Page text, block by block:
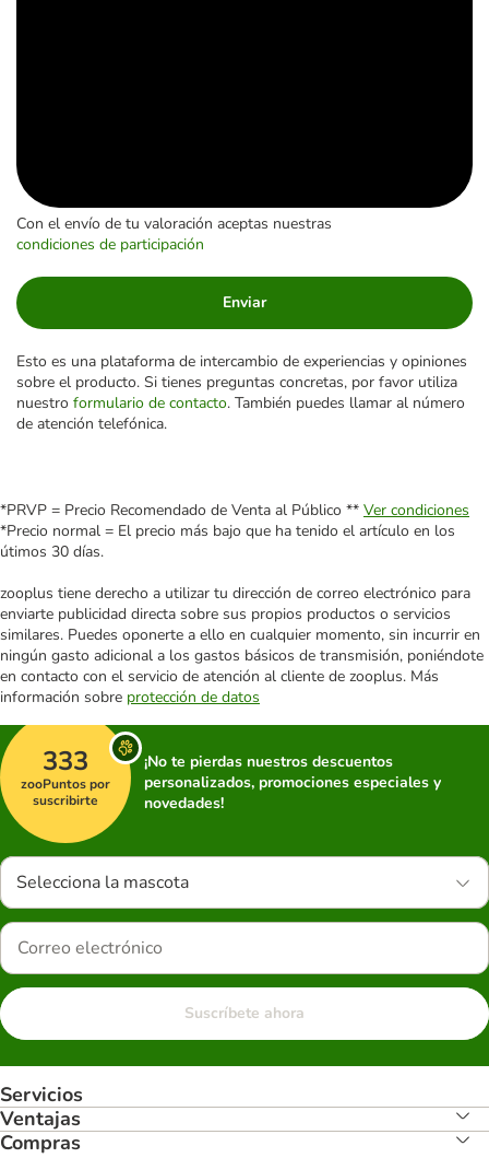
Con el envío de tu valoración aceptas nuestras
condiciones de participación
Enviar
Esto es una plataforma de intercambio de experiencias y opiniones
sobre el producto. Si tienes preguntas concretas, por favor utiliza
nuestro formulario de contacto. También puedes llamar al número
de atención telefónica.
*PRVP = Precio Recomendado de Venta al Público ** Ver condiciones
*Precio normal = El precio más bajo que ha tenido el artículo en los
útimos 30 días.
zooplus tiene derecho a utilizar tu dirección de correo electrónico para
enviarte publicidad directa sobre sus propios productos o servicios
similares. Puedes oponerte a ello en cualquier momento, sin incurrir en
ningún gasto adicional a los gastos básicos de transmisión, poniéndote
en contacto con el servicio de atención al cliente de zooplus. Más
información sobre protección de datos
333
zooPuntos por
suscribirte
¡No te pierdas nuestros descuentos
personalizados, promociones especiales y
novedades!
Selecciona la mascota
Suscríbete ahora
Servicios
Ventajas
Compras